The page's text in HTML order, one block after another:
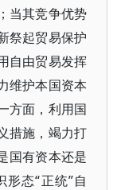
当其竞争优势
祭起贸易保护
自由贸易发挥
维护本国资本
方面，利用国
措施，竭力打
国有资本还是
态“正统”自